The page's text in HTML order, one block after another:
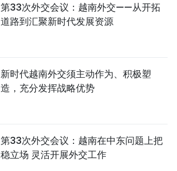
第33次外交会议：越南外交——从开拓
道路到汇聚新时代发展资源
新时代越南外交须主动作为、积极塑
造，充分发挥战略优势
第33次外交会议：越南在中东问题上把
稳立场 灵活开展外交工作